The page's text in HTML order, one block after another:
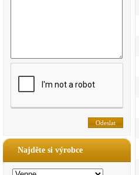
Najděte si výrobce